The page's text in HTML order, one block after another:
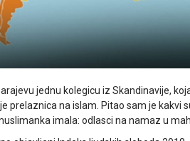
jednu kolegicu iz Skandinavije,
prelaznica na islam. Pitao sam je kakvi
imala: odlasci na namaz u